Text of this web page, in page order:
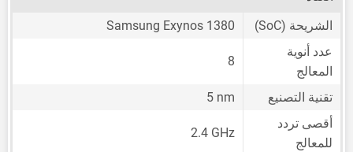
الشريحة (SoC)
Samsung Exynos 1380
عدد أنوية
المعالج
8
تقنية التصنيع
5 nm
أقصى تردد
للمعالج
2.4 GHz